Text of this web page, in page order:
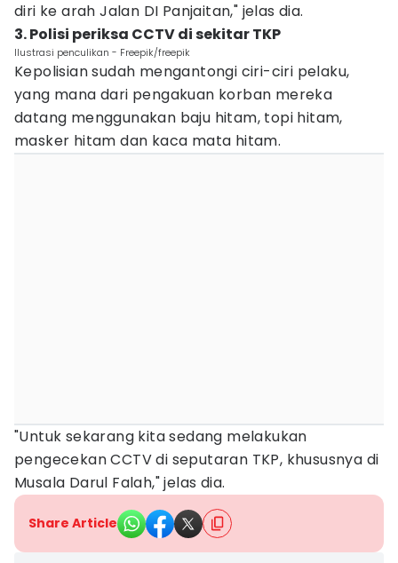
diri ke arah Jalan DI Panjaitan," jelas dia.
3. Polisi periksa CCTV di sekitar TKP
Ilustrasi penculikan - Freepik/freepik
Kepolisian sudah mengantongi ciri-ciri pelaku,
yang mana dari pengakuan korban mereka
datang menggunakan baju hitam, topi hitam,
masker hitam dan kaca mata hitam.
"Untuk sekarang kita sedang melakukan
pengecekan CCTV di seputaran TKP, khususnya di
Musala Darul Falah," jelas dia.
Share Article